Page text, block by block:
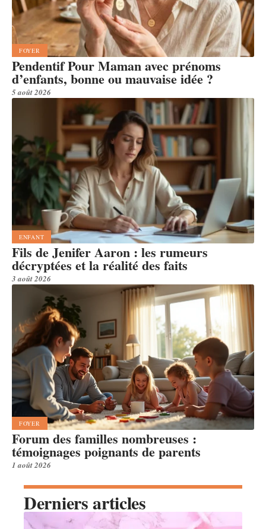
FOYER
Pendentif Pour Maman avec prénoms
d’enfants, bonne ou mauvaise idée ?
5 août 2026
ENFANT
Fils de Jenifer Aaron : les rumeurs
décryptées et la réalité des faits
3 août 2026
FOYER
Forum des familles nombreuses :
témoignages poignants de parents
1 août 2026
Derniers articles